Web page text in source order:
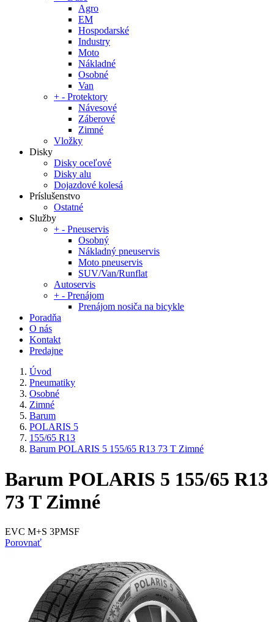
Agro
EM
Hospodarské
Industry
Moto
Nákladné
Osobné
Van
+ - Protektory
Návesové
Záberové
Zimné
Vložky
Disky
Disky oceľové
Disky alu
Dojazdové kolesá
Príslušenstvo
Ostatné
Služby
+ - Pneuservis
Osobný
Nákladný pneuservis
Moto pneuservis
SUV/Van/Runflat
Autoservis
+ - Prenájom
Prenájom nosiča na bicykle
Poradňa
O nás
Kontakt
Predajne
Úvod
Pneumatiky
Osobné
Zimné
Barum
POLARIS 5
155/65 R13
Barum POLARIS 5 155/65 R13 73 T Zimné
Barum POLARIS 5 155/65 R13
73 T Zimné
EVC M+S 3PMSF
Porovnať